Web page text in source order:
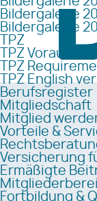
Bildergalerie
Bildergalerie
TPZ
TPZ
TPZ
TPZ English
Berufsregister
Mitgliedschaft
Mitglied
Vorteile &
Versicherung
Ermäßigte
Fortbildung &